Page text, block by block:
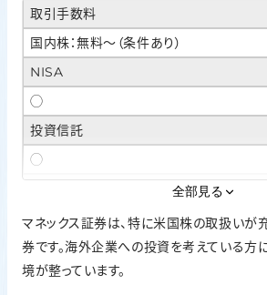
取引手数料
国内株：無料〜（条件あり）
NISA
◯
投資信託
◯
◎
ポイント投資
dポイント
全部見る
マネックス証券は、特に米国株の取扱いが
券です。海外企業への投資を考えている方
境が整っています。